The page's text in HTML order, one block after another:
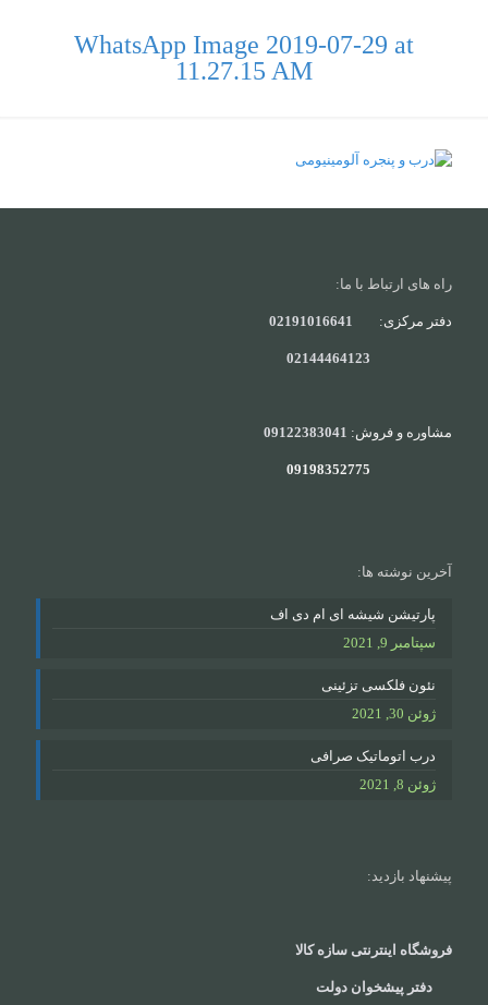
WhatsApp Image 2019-07-29 at
11.27.15 AM
راه های ارتباط با ما:
دفتر مرکزی: 02191016641
02144464123
مشاوره و فروش: 09122383041
آخرین نوشته ها:
پارتیشن شیشه ای ام دی اف
سپتامبر 9, 2021
نئون فلکسی تزئینی
ژوئن 30, 2021
درب اتوماتیک صرافی
ژوئن 8, 2021
پیشنهاد بازدید:
فروشگاه اینترنتی سازه کالا
دفتر پیشخوان دولت